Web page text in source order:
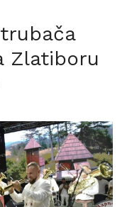
Zlatiboru